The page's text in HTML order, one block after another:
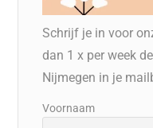
Schrijf je in voor
dan 1 x per week
Nijmegen in je
Voornaam